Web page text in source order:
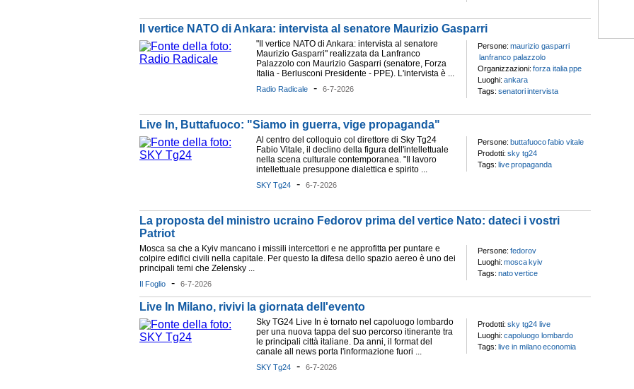
Il vertice NATO di Ankara: intervista al senatore Maurizio Gasparri
"Il vertice NATO di Ankara: intervista al senatore
Maurizio Gasparri" realizzata da Lanfranco
Palazzolo con Maurizio Gasparri (senatore, Forza
Italia - Berlusconi Presidente - PPE). L'intervista è ...
Radio Radicale - 6-7-2026
Persone: maurizio gasparri
lanfranco palazzolo
Organizzazioni: forza italiappe
Luoghi: ankara
Tags: senatoriintervista
Live In, Buttafuoco: "Siamo in guerra, vige propaganda"
Al centro del colloquio col direttore di Sky Tg24
Fabio Vitale, il declino della figura dell'intellettuale
nella scena culturale contemporanea. "Il lavoro
intellettuale presuppone dialettica e spirito ...
SKY Tg24 - 6-7-2026
Persone: buttafuocofabio vitale
Prodotti: sky tg24
Tags: livepropaganda
La proposta del ministro ucraino Fedorov prima del vertice Nato: dateci i vostri
Patriot
Mosca sa che a Kyiv mancano i missili intercettori e ne approfitta per puntare e
colpire edifici civili nella capitale. Per questo la difesa dello spazio aereo è uno dei
principali temi che Zelensky ...
Il Foglio - 6-7-2026
Persone: fedorov
Luoghi: moscakyiv
Tags: natovertice
Live In Milano, rivivi la giornata dell'evento
Sky TG24 Live In è tornato nel capoluogo lombardo
per una nuova tappa del suo percorso itinerante tra
le principali città italiane. Da anni, il format del
canale all news porta l'informazione fuori ...
SKY Tg24 - 6-7-2026
Prodotti: sky tg24 live
Luoghi: capoluogo lombardo
Tags: live in milanoeconomia